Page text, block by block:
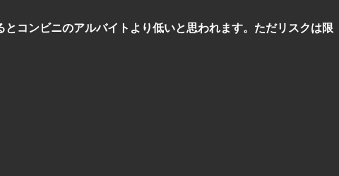
コンビニのアルバイトより低いと思われます。ただリスクは限